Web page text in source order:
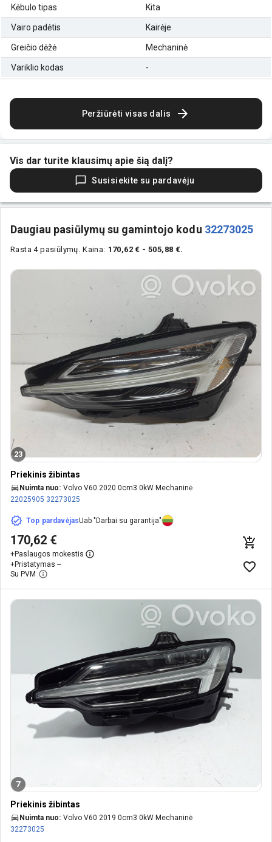
Kėbulo tipas Kita
Vairo padėtis Kairėje
Greičio dėžė Mechaninė
Variklio kodas -
Peržiūrėti visas dalis
Vis dar turite klausimų apie šią dalį?
Susisiekite su pardavėju
Daugiau pasiūlymų su gamintojo kodu 32273025
Rasta 4 pasiūlymų. Kaina: 170,62 € - 505,88 €.
23
Priekinis žibintas
Nuimta nuo: Volvo V60 2020 0cm3 0kW Mechaninė
22025905 32273025
Top pardavėjasUab "Darbai su garantija"
170,62 €
+Paslaugos mokestis
+Pristatymas --
Su PVM
7
Priekinis žibintas
Nuimta nuo: Volvo V60 2019 0cm3 0kW Mechaninė
32273025